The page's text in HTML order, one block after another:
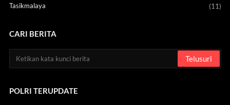
Tasikmalaya (11)
CARI BERITA
POLRI TERUPDATE